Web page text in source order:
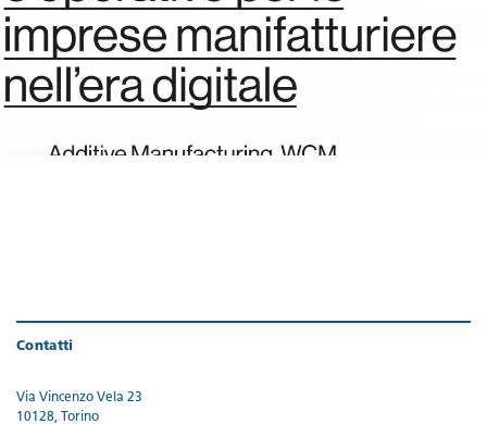
Contatti
Via Vincenzo Vela 23
10128, Torino